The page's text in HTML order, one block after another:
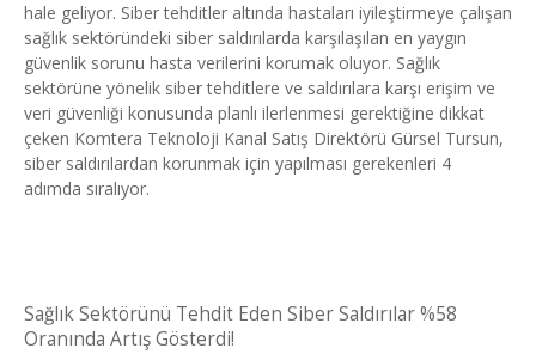
hale geliyor. Siber tehditler altında hastaları iyileştirmeye çalışan
sağlık sektöründeki siber saldırılarda karşılaşılan en yaygın
güvenlik sorunu hasta verilerini korumak oluyor. Sağlık
sektörüne yönelik siber tehditlere ve saldırılara karşı erişim ve
veri güvenliği konusunda planlı ilerlenmesi gerektiğine dikkat
çeken Komtera Teknoloji Kanal Satış Direktörü Gürsel Tursun,
siber saldırılardan korunmak için yapılması gerekenleri 4
adımda sıralıyor.
Sağlık Sektörünü Tehdit Eden Siber Saldırılar %58
Oranında Artış Gösterdi!